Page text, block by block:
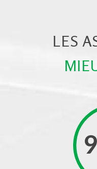
LES